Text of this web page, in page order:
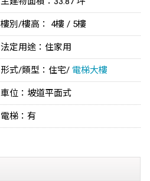
樓別/樓高： 4樓 / 5樓
法定用途：住家用
形式/類型：住宅/ 電梯大樓
車位：坡道平面式
電梯：有